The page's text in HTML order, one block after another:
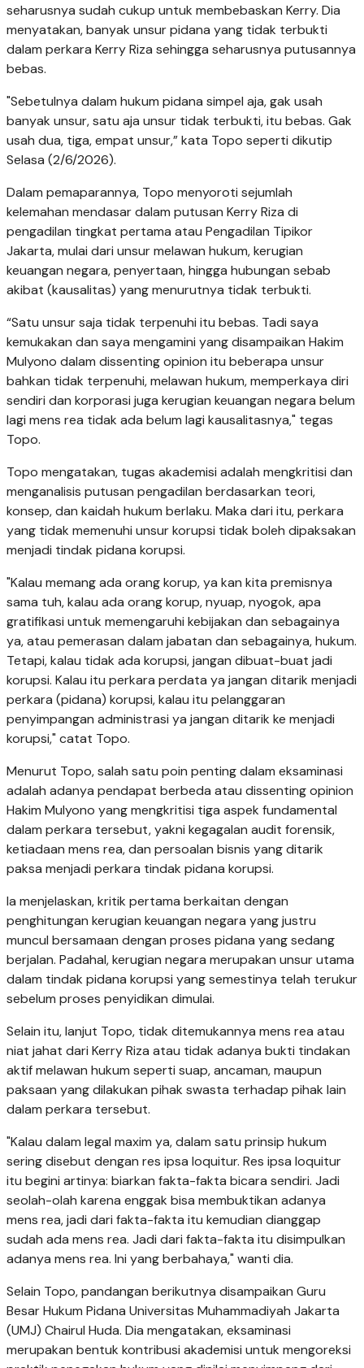
seharusnya sudah cukup untuk membebaskan Kerry. Dia
menyatakan, banyak unsur pidana yang tidak terbukti
dalam perkara Kerry Riza sehingga seharusnya putusannya
bebas.
"Sebetulnya dalam hukum pidana simpel aja, gak usah
banyak unsur, satu aja unsur tidak terbukti, itu bebas. Gak
usah dua, tiga, empat unsur,” kata Topo seperti dikutip
Selasa (2/6/2026).
Dalam pemaparannya, Topo menyoroti sejumlah
kelemahan mendasar dalam putusan Kerry Riza di
pengadilan tingkat pertama atau Pengadilan Tipikor
Jakarta, mulai dari unsur melawan hukum, kerugian
keuangan negara, penyertaan, hingga hubungan sebab
akibat (kausalitas) yang menurutnya tidak terbukti.
“Satu unsur saja tidak terpenuhi itu bebas. Tadi saya
kemukakan dan saya mengamini yang disampaikan Hakim
Mulyono dalam dissenting opinion itu beberapa unsur
bahkan tidak terpenuhi, melawan hukum, memperkaya diri
sendiri dan korporasi juga kerugian keuangan negara belum
lagi mens rea tidak ada belum lagi kausalitasnya," tegas
Topo.
Topo mengatakan, tugas akademisi adalah mengkritisi dan
menganalisis putusan pengadilan berdasarkan teori,
konsep, dan kaidah hukum berlaku. Maka dari itu, perkara
yang tidak memenuhi unsur korupsi tidak boleh dipaksakan
menjadi tindak pidana korupsi.
"Kalau memang ada orang korup, ya kan kita premisnya
sama tuh, kalau ada orang korup, nyuap, nyogok, apa
gratifikasi untuk memengaruhi kebijakan dan sebagainya
ya, atau pemerasan dalam jabatan dan sebagainya, hukum.
Tetapi, kalau tidak ada korupsi, jangan dibuat-buat jadi
korupsi. Kalau itu perkara perdata ya jangan ditarik menjadi
perkara (pidana) korupsi, kalau itu pelanggaran
penyimpangan administrasi ya jangan ditarik ke menjadi
korupsi," catat Topo.
Menurut Topo, salah satu poin penting dalam eksaminasi
adalah adanya pendapat berbeda atau dissenting opinion
Hakim Mulyono yang mengkritisi tiga aspek fundamental
dalam perkara tersebut, yakni kegagalan audit forensik,
ketiadaan mens rea, dan persoalan bisnis yang ditarik
paksa menjadi perkara tindak pidana korupsi.
Ia menjelaskan, kritik pertama berkaitan dengan
penghitungan kerugian keuangan negara yang justru
muncul bersamaan dengan proses pidana yang sedang
berjalan. Padahal, kerugian negara merupakan unsur utama
dalam tindak pidana korupsi yang semestinya telah terukur
sebelum proses penyidikan dimulai.
Selain itu, lanjut Topo, tidak ditemukannya mens rea atau
niat jahat dari Kerry Riza atau tidak adanya bukti tindakan
aktif melawan hukum seperti suap, ancaman, maupun
paksaan yang dilakukan pihak swasta terhadap pihak lain
dalam perkara tersebut.
"Kalau dalam legal maxim ya, dalam satu prinsip hukum
sering disebut dengan res ipsa loquitur. Res ipsa loquitur
itu begini artinya: biarkan fakta-fakta bicara sendiri. Jadi
seolah-olah karena enggak bisa membuktikan adanya
mens rea, jadi dari fakta-fakta itu kemudian dianggap
sudah ada mens rea. Jadi dari fakta-fakta itu disimpulkan
adanya mens rea. Ini yang berbahaya," wanti dia.
Selain Topo, pandangan berikutnya disampaikan Guru
Besar Hukum Pidana Universitas Muhammadiyah Jakarta
(UMJ) Chairul Huda. Dia mengatakan, eksaminasi
merupakan bentuk kontribusi akademisi untuk mengoreksi